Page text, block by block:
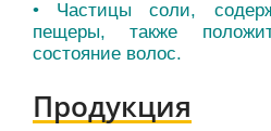
• Частицы соли,
пещеры, также
состояние волос.
Продукция